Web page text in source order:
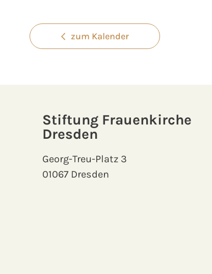
zum Kalender
Stiftung Frauenkirche
Dresden
Georg-Treu-Platz 3
01067 Dresden